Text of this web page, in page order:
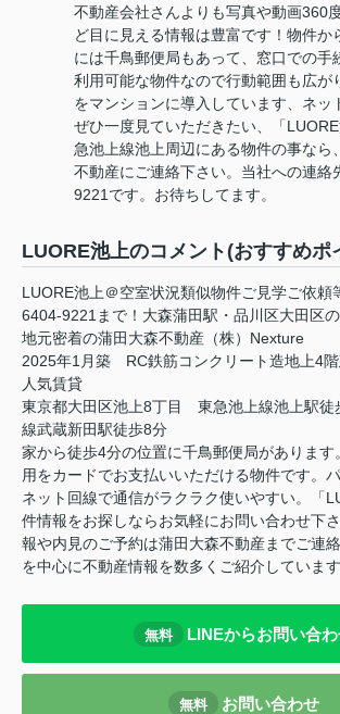
不動産会社さんよりも写真や動画360
ど目に見える情報は豊富です！物件か
には千鳥郵便局もあって、窓口での手
利用可能な物件なので行動範囲も広が
をマンションに導入しています、ネッ
ぜひ一度見ていただきたい、「
急池上線池上周辺にある物件の事なら
不動産にご連絡下さい。当社への連絡
9221です。お待ちしてます。
LUORE池上のコメント(おすすめポ
LUORE池上＠空室状況類似物件ご見学ご依頼
6404-9221まで！大森蒲田駅・品川区大田区
地元密着の蒲田大森不動産（株）Nexture
2025年1月築 RC鉄筋コンクリート造地上4
人気賃貸
東京都大田区池上8丁目 東急池上線池上駅徒
線武蔵新田駅徒歩8分
家から徒歩4分の位置に千鳥郵便局があります
用をカードでお支払いいただける物件です。
ネット回線で通信がラクラク使いやすい。「
件情報をお探しならお気軽にお問い合わせ下
報や内見のご予約は蒲田大森不動産までご連
を中心に不動産情報を数多くご紹介しています
無料 LINEからお問い合
無料 お問い合わせ